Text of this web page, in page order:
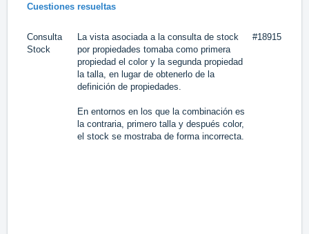
Cuestiones resueltas
Consulta
Stock
La vista asociada a la consulta de stock
por propiedades tomaba como primera
propiedad el color y la segunda propiedad
la talla, en lugar de obtenerlo de la
definición de propiedades.
En entornos en los que la combinación es
la contraria, primero talla y después color,
el stock se mostraba de forma incorrecta.
#18915